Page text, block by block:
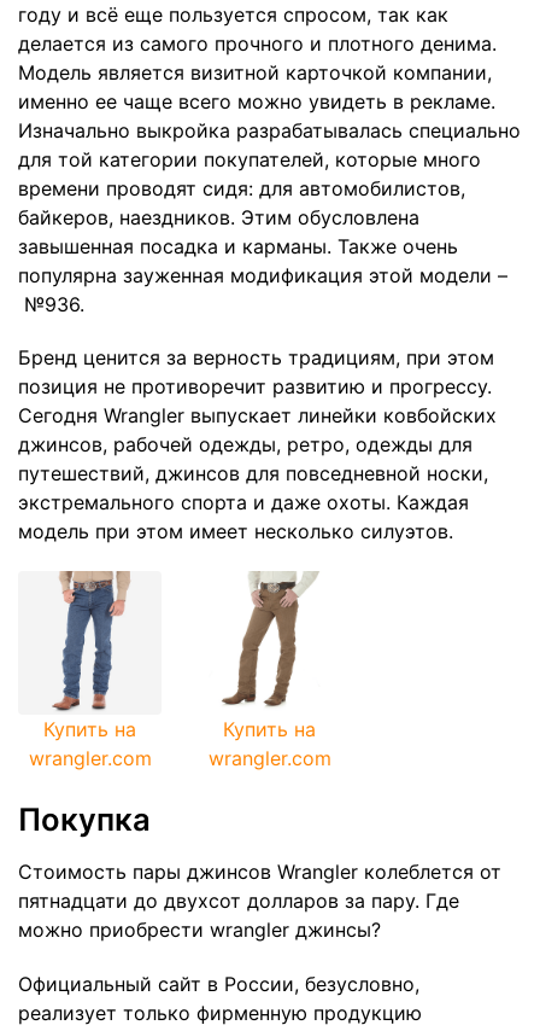
году и всё еще пользуется спросом, так как
делается из самого прочного и плотного денима.
Модель является визитной карточкой компании,
именно ее чаще всего можно увидеть в рекламе.
Изначально выкройка разрабатывалась специально
для той категории покупателей, которые много
времени проводят сидя: для автомобилистов,
байкеров, наездников. Этим обусловлена
завышенная посадка и карманы. Также очень
популярна зауженная модификация этой модели –
№936.
Бренд ценится за верность традициям, при этом
позиция не противоречит развитию и прогрессу.
Сегодня Wrangler выпускает линейки ковбойских
джинсов, рабочей одежды, ретро, одежды для
путешествий, джинсов для повседневной носки,
экстремального спорта и даже охоты. Каждая
модель при этом имеет несколько силуэтов.
Купить на
wrangler.com
Купить на
wrangler.com
Покупка
Стоимость пары джинсов Wrangler колеблется от
пятнадцати до двухсот долларов за пару. Где
можно приобрести wrangler джинсы?
Официальный сайт в России, безусловно,
реализует только фирменную продукцию